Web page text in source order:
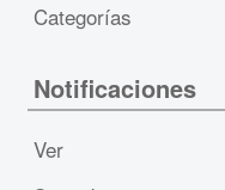
Categorías
Notificaciones
Ver